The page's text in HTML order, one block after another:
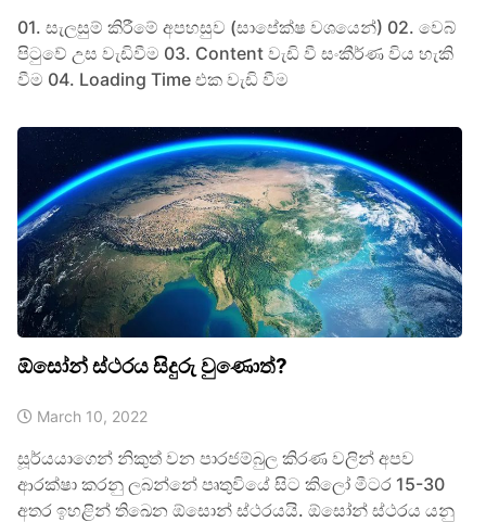
01. සැලසුම් කිරීමේ අපහසුව (සාපේක්ෂ වශයෙන්) 02. වෙබ්
පිටුවේ උස වැඩිවීම 03. Content වැඩි වී සංකීර්ණ විය හැකි
වීම 04. Loading Time එක වැඩි වීම
ඕසෝන් ස්ථරය සිදුරු වුණොත්?
March 10, 2022
සූර්යයාගෙන් නිකුත් වන පාරජම්බුල කිරණ වලින් අපව
ආරක්ෂා කරනු ලබන්නේ පෘතුවියේ සිට කිලෝ මීටර 15-30
අතර ඉහළින් තිඛෙන ඕසොන් ස්ථරයයි. ඕසෝන් ස්ථරය යනු